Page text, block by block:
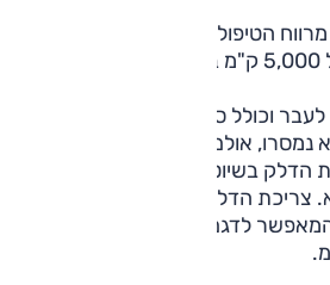
הטיפולים יעמוד מעתה על
נמסרו, אולם בניסאן מדווחים על
צריכת הדלק המשולבת עומדת על
המאפשר לדגם להציג טווח נסיעה מירבי